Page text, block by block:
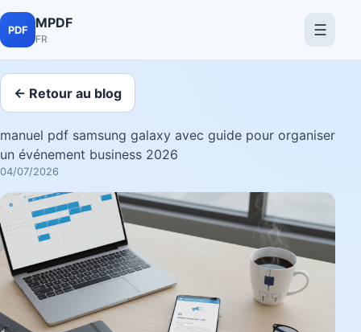
PDF MPDF
FR ☰
← Retour au blog
manuel pdf samsung galaxy avec guide pour organiser
un événement business 2026
04/07/2026